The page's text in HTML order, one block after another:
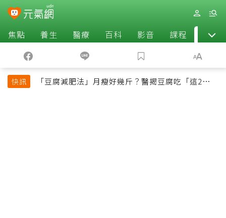
焦點 養生 醫療 百科 影音 課程 退休
快訊
「豆腐減肥法」月瘦好幾斤？醫揭豆腐吃「這2種最